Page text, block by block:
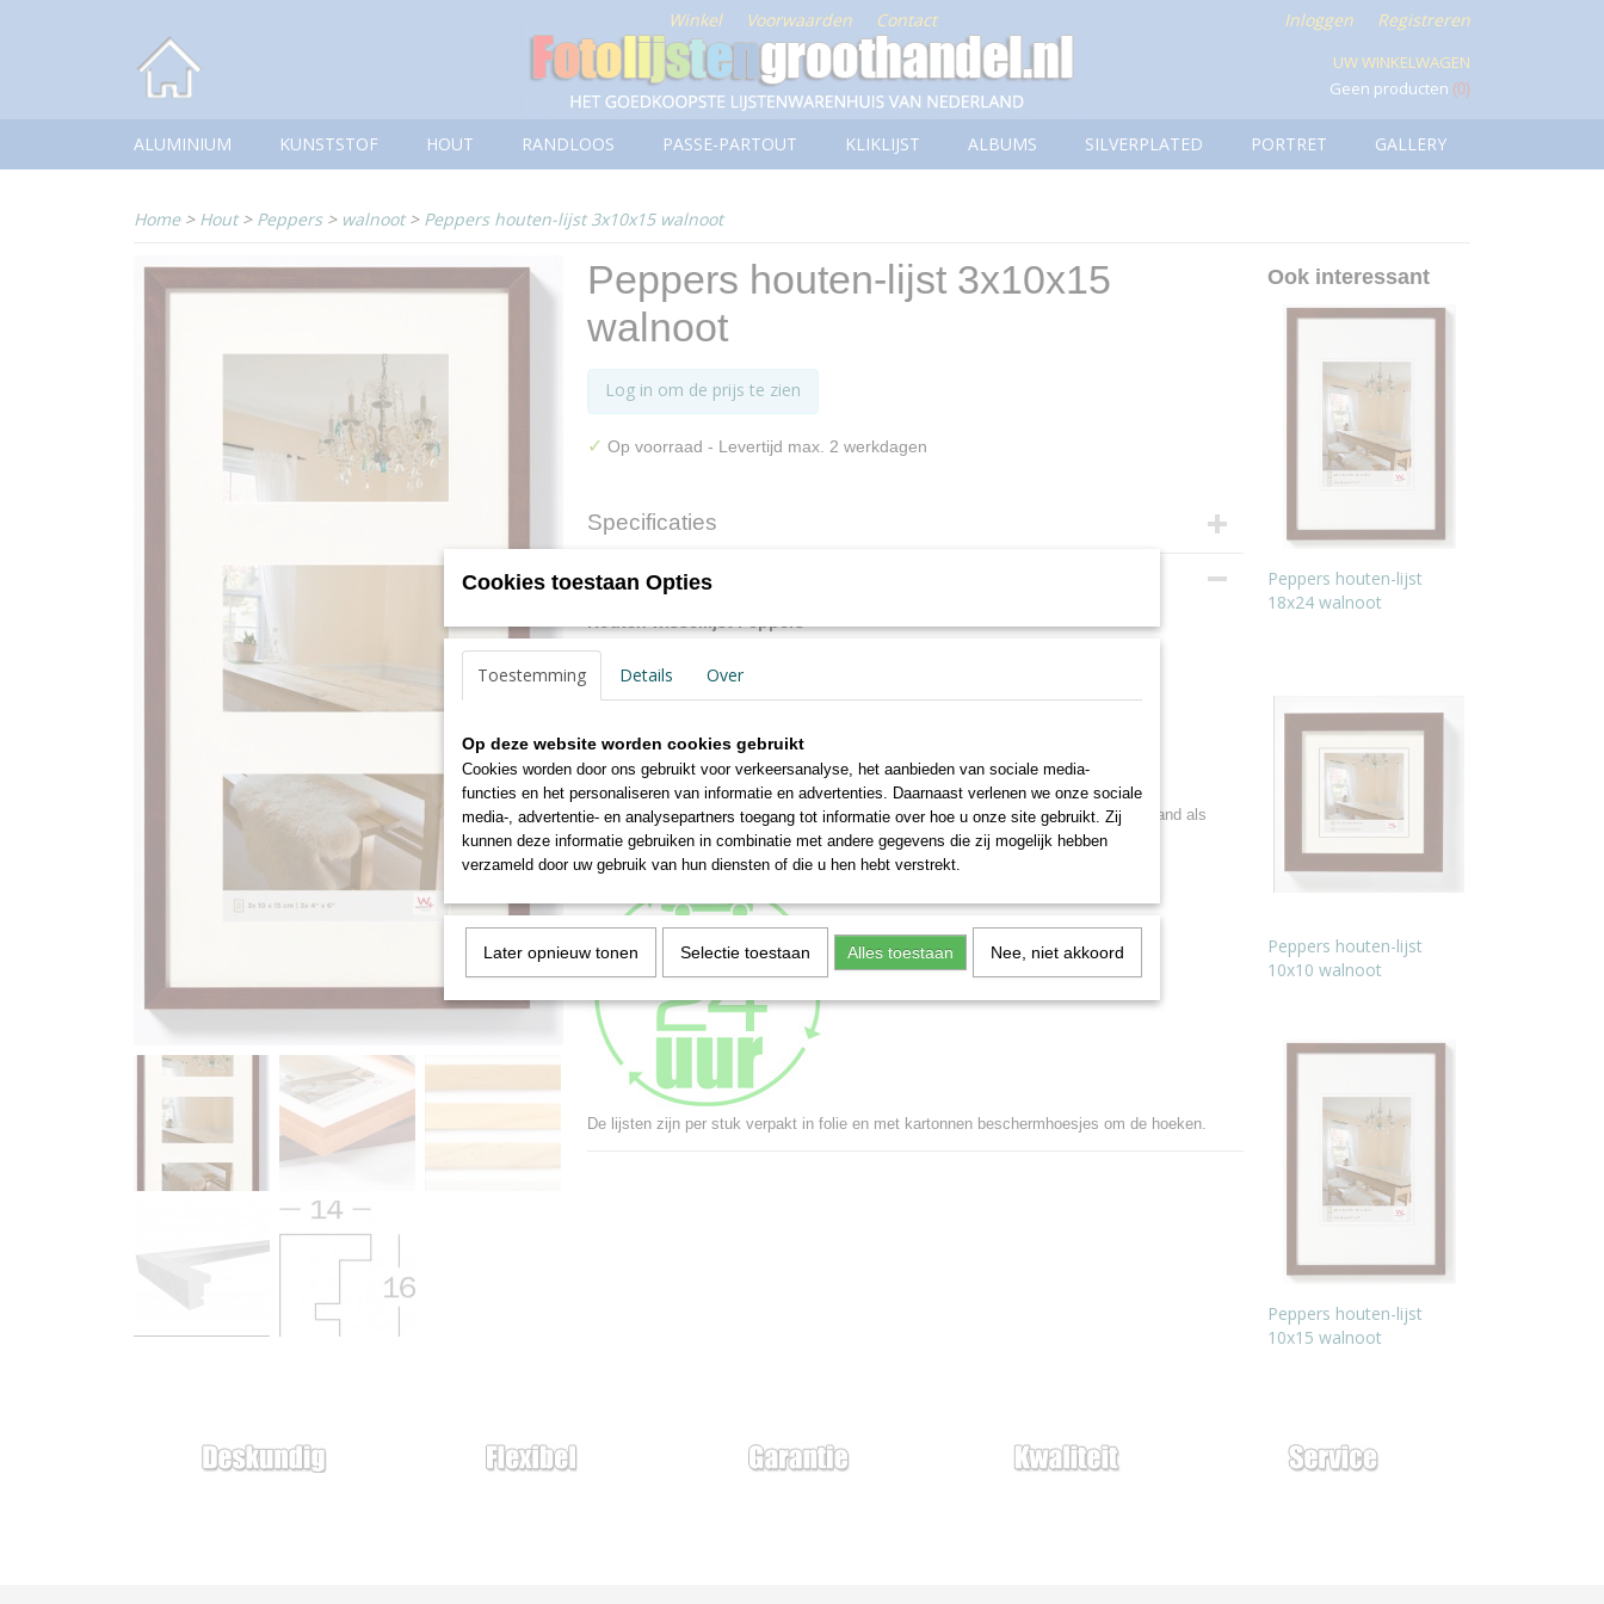
Winkel Voorwaarden Contact Inloggen Registreren
UW WINKELWAGEN
Geen producten (0)
ALUMINIUM KUNSTSTOF HOUT RANDLOOS PASSE-PARTOUT KLIKLIJST ALBUMS SILVERPLATED PORTRET GALLERY
Home> Hout> Peppers> walnoot> Peppers houten-lijst 3x10x15 walnoot
Peppers houten-lijst 3x10x15
walnoot
Log in om de prijs te zien
✓ Op voorraad - Levertijd max. 2 werkdagen
Specificaties
EAN code
Afmetingen (l,b,h)
48 x 25 x 1,50 cm
Omschrijving
Smalle lijst met vlak profiel, zie afbeeldingen.
Profiel 1.4 cm breed en 1.6 cm hoog
Alle formaten zijn geschikt om staand of liggend op te hangen.
De achterwand is voorzien voorzien van een standaard t/m formaat 20x30 cm.
Formaten vanaf 30x40 cm. zijn voorzien van 2 jumbo ophanghaken voor zowel staand als
liggend ophangen
De lijsten zijn per stuk verpakt in folie en met kartonnen beschermhoesjes om de hoeken.
Ook interessant
Peppers houten-lijst
18x24 walnoot
Peppers houten-lijst
10x10 walnoot
Peppers houten-lijst
10x15 walnoot
Cookies toestaan Opties
Toestemming Details Over
Op deze website worden cookies gebruikt
Cookies worden door ons gebruikt voor verkeersanalyse, het aanbieden van sociale media-
functies en het personaliseren van informatie en advertenties. Daarnaast verlenen we onze sociale
media-, advertentie- en analysepartners toegang tot informatie over hoe u onze site gebruikt. Zij
kunnen deze informatie gebruiken in combinatie met andere gegevens die zij mogelijk hebben
verzameld door uw gebruik van hun diensten of die u hen hebt verstrekt.
Later opnieuw tonen Selectie toestaan Alles toestaan Nee, niet akkoord